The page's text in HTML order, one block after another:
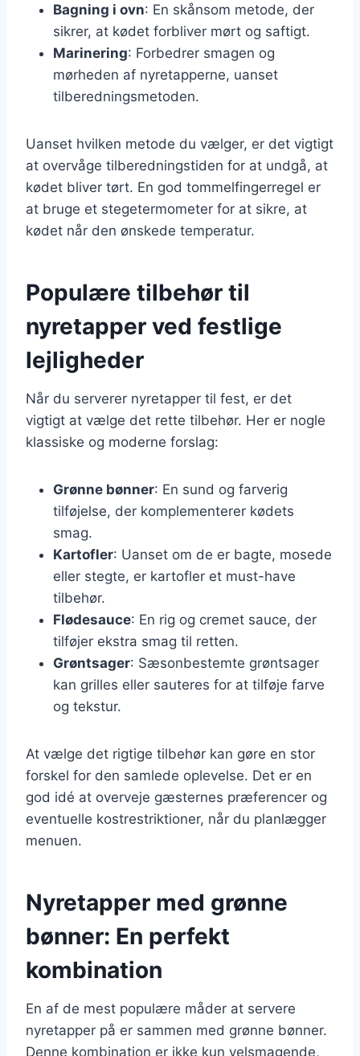
Bagning i ovn: En skånsom metode, der
sikrer, at kødet forbliver mørt og saftigt.
Marinering: Forbedrer smagen og
mørheden af nyretapperne, uanset
tilberedningsmetoden.
Uanset hvilken metode du vælger, er det vigtigt
at overvåge tilberedningstiden for at undgå, at
kødet bliver tørt. En god tommelfingerregel er
at bruge et stegetermometer for at sikre, at
kødet når den ønskede temperatur.
Populære tilbehør til
nyretapper ved festlige
lejligheder
Når du serverer nyretapper til fest, er det
vigtigt at vælge det rette tilbehør. Her er nogle
klassiske og moderne forslag:
Grønne bønner: En sund og farverig
tilføjelse, der komplementerer kødets
smag.
Kartofler: Uanset om de er bagte, mosede
eller stegte, er kartofler et must-have
tilbehør.
Flødesauce: En rig og cremet sauce, der
tilføjer ekstra smag til retten.
Grøntsager: Sæsonbestemte grøntsager
kan grilles eller sauteres for at tilføje farve
og tekstur.
At vælge det rigtige tilbehør kan gøre en stor
forskel for den samlede oplevelse. Det er en
god idé at overveje gæsternes præferencer og
eventuelle kostrestriktioner, når du planlægger
menuen.
Nyretapper med grønne
bønner: En perfekt
kombination
En af de mest populære måder at servere
nyretapper på er sammen med grønne bønner.
Denne kombination er ikke kun velsmagende,